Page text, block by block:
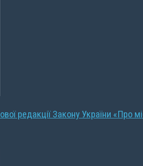
редакції Закону України «Про